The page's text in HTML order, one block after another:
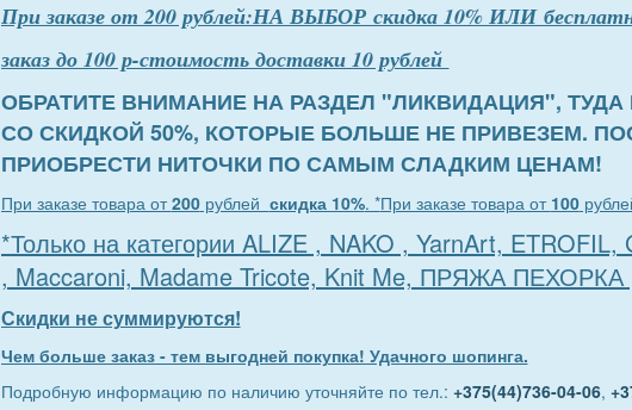
При заказе от 200 рублей:НА ВЫБОР скидка 10% ИЛИ
заказ до 100 р-стоимость доставки 10 рублей
ОБРАТИТЕ ВНИМАНИЕ НА РАЗДЕЛ "ЛИКВИДАЦИЯ",
СО СКИДКОЙ 50%, КОТОРЫЕ БОЛЬШЕ НЕ ПРИВЕЗЕМ.
ПРИОБРЕСТИ НИТОЧКИ ПО САМЫМ СЛАДКИМ ЦЕНАМ!
При заказе товара от200рублей скидка 10%. *При заказе товара от 100
*Только на категории ALIZE , NAKO , YarnArt,
, Maccaroni, Madame Tricote, Knit Me, ПРЯЖА ПЕХОРКА
Скидки не суммируются!
Чем больше заказ - тем выгодней покупка! Удачного шопинга.
Подробную информацию по наличию уточняйте по тел.: +375(44)736-04-06,